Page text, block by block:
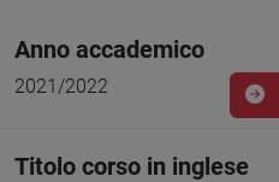
Anno accademico
2021/2022
Titolo corso in inglese